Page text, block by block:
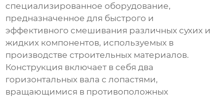
специализированное оборудование,
предназначенное для быстрого и
эффективного смешивания различных сухих и
жидких компонентов, используемых в
производстве строительных материалов.
Конструкция включает в себя два
горизонтальных вала с лопастями,
вращающимися в противоположных